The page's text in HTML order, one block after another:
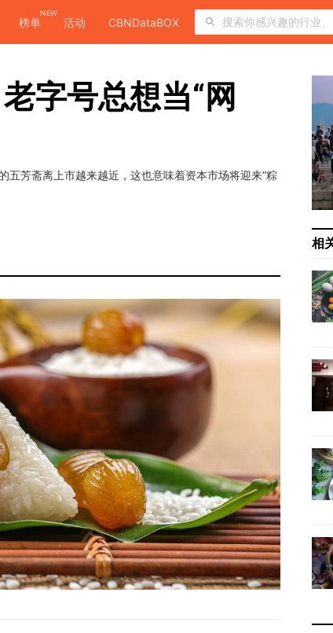
榜单
NEW
活动 CBNDataBOX
字号总想当“网
五芳斋离上市越来越近，这也意味着资本市场将迎来“粽
相